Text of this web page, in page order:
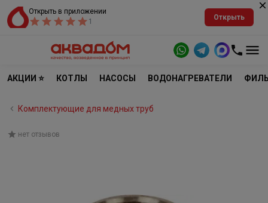
Открыть в приложении
1
Открыть
АКЦИИ ⭐ КОТЛЫ НАСОСЫ ВОДОНАГРЕВАТЕЛИ
Комплектующие для медных труб
нет отзывов